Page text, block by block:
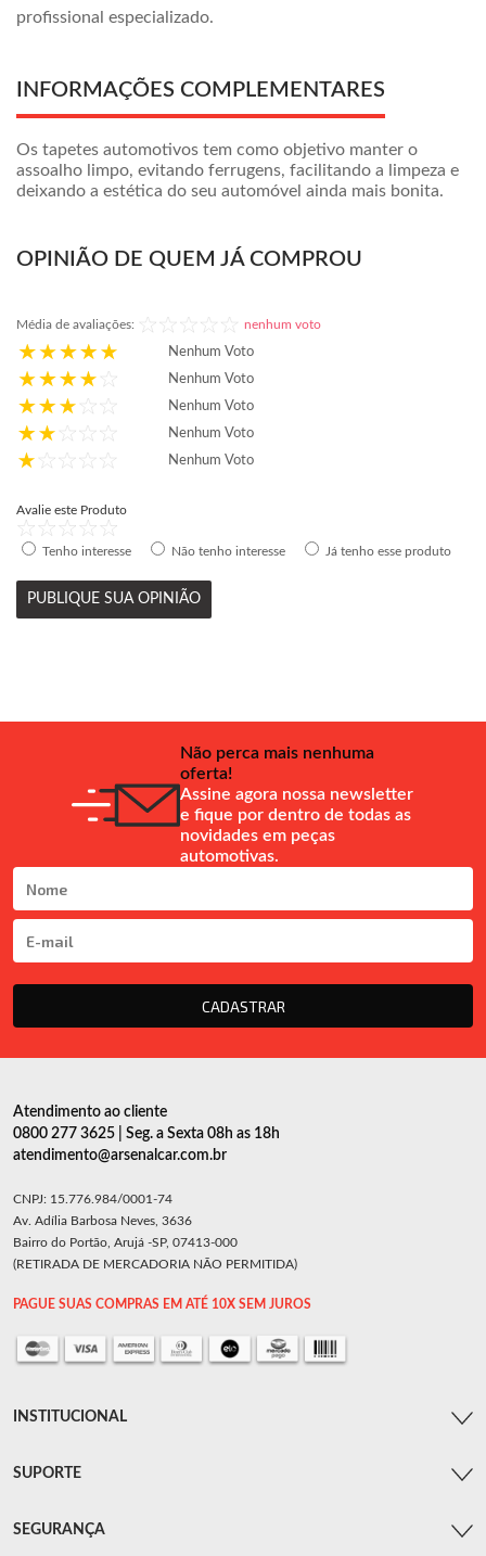
profissional especializado.
INFORMAÇÕES COMPLEMENTARES
Os tapetes automotivos tem como objetivo manter o
assoalho limpo, evitando ferrugens, facilitando a limpeza e
deixando a estética do seu automóvel ainda mais bonita.
OPINIÃO DE QUEM JÁ COMPROU
Média de avaliações: nenhum voto
Nenhum Voto
Nenhum Voto
Nenhum Voto
Nenhum Voto
Nenhum Voto
Avalie este Produto
Tenho interesse Não tenho interesse Já tenho esse produto
PUBLIQUE SUA OPINIÃO
Não perca mais nenhuma
oferta!
Assine agora nossa newsletter
e fique por dentro de todas as
novidades em peças
automotivas.
CADASTRAR
Atendimento ao cliente
0800 277 3625 | Seg. a Sexta 08h as 18h
atendimento@arsenalcar.com.br
CNPJ: 15.776.984/0001-74
Av. Adília Barbosa Neves, 3636
Bairro do Portão, Arujá -SP, 07413-000
(RETIRADA DE MERCADORIA NÃO PERMITIDA)
PAGUE SUAS COMPRAS EM ATÉ 10X SEM JUROS
INSTITUCIONAL
SUPORTE
SEGURANÇA